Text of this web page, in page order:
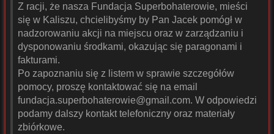
Z racji, że nasza Fundacja Superbohaterowie, mieści
się w Kaliszu, chcielibyśmy by Pan Jacek pomógł w
nadzorowaniu akcji na miejscu oraz w zarządzaniu i
dysponowaniu środkami, okazując się paragonami i
fakturami.
Po zapoznaniu się z listem w sprawie szczegółów
pomocy, proszę kontaktować się na email
fundacja.superbohaterowie@gmail.com. W odpowiedzi
podamy dalszy kontakt telefoniczny oraz materiały
zbiórkowe.